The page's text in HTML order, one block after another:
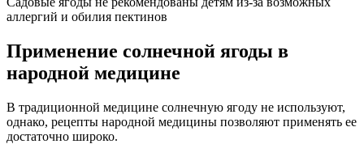
аллергий и обилия пектинов
Применение солнечной ягоды в
народной медицине
В традиционной медицине солнечную ягоду не используют,
однако, рецепты народной медицины позволяют применять ее
достаточно широко.